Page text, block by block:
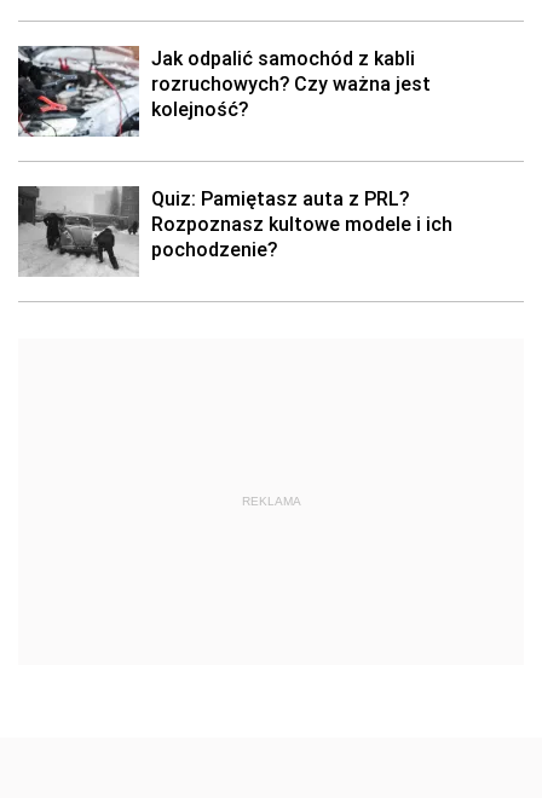
Jak odpalić samochód z kabli
rozruchowych? Czy ważna jest
kolejność?
Quiz: Pamiętasz auta z PRL?
Rozpoznasz kultowe modele i ich
pochodzenie?
REKLAMA